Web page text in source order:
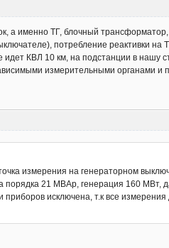
а именно ТГ, блочный
потребление реактивки
КВЛ 10 км, на подстанции в нашу
измерительными органами и
измерения на генераторном
21 МВАр, генерация 160 МВт,
исключена, т.к все